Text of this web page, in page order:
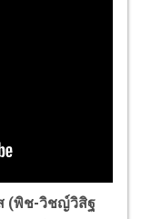
(พิช-วิชญ์วิสิฐ